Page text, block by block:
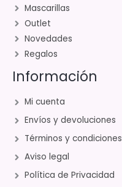
Mascarillas
Outlet
Novedades
Regalos
Información
Mi cuenta
Envíos y devoluciones
Términos y condiciones
Aviso legal
Política de Privacidad